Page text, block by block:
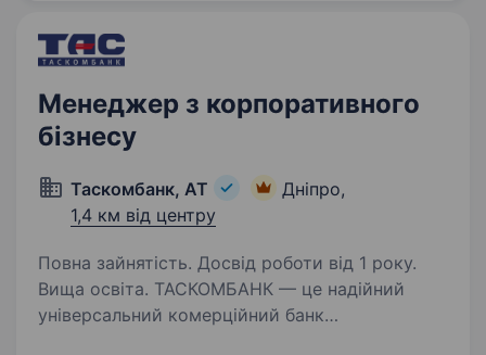
Менеджер з корпоративного
бізнесу
Таскомбанк, АТ
Дніпро,
1,4 км від центру
Повна зайнятість. Досвід роботи від 1 року.
Вища освіта. ТАСКОМБАНК — це надійний
універсальний комерційний банк